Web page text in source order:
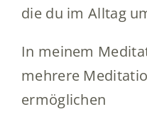
die du im Alltag
In meinem
mehrere
ermöglichen